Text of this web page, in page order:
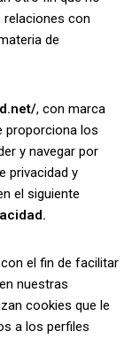
con
de
, con marca
proporciona los
y navegar por
privacidad y
el siguiente
el fin de facilitar
nuestras
cookies que le
a los perfiles